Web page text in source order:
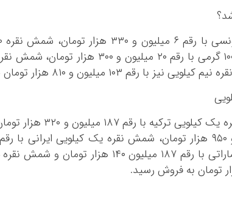
همچنین قیمت شمش
شمش نقره یک کیلویی اماراتی با رقم ۱۸۷